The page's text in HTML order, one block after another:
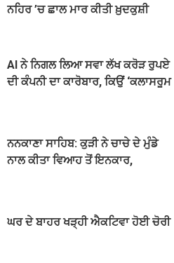
ਨਹਿਰ ’ਚ ਛਾਲ ਮਾਰ ਕੀਤੀ ਖ਼ੁਦਕੁਸ਼ੀ
AI ਨੇ ਨਿਗਲ ਲਿਆ ਸਵਾ ਲੱਖ ਕਰੋੜ ਰੁਪਏ
ਦੀ ਕੰਪਨੀ ਦਾ ਕਾਰੋਬਾਰ, ਕਿਉਂ ‘ਕਲਾਸਰੂਮ
ਨਨਕਾਣਾ ਸਾਹਿਬ: ਕੁੜੀ ਨੇ ਚਾਚੇ ਦੇ ਮੁੰਡੇ
ਨਾਲ ਕੀਤਾ ਵਿਆਹ ਤੋਂ ਇਨਕਾਰ,
ਘਰ ਦੇ ਬਾਹਰ ਖੜ੍ਹੀ ਐਕਟਿਵਾ ਹੋਈ ਚੋਰੀ